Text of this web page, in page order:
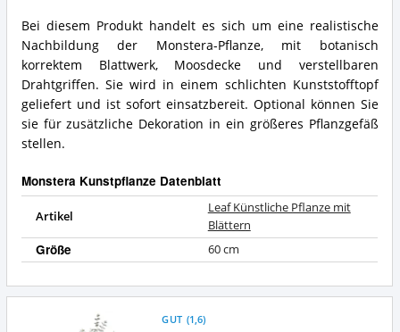
Leaf
Künstliche
Pflanze
mit
Blättern
Zusammenfassung:
Was
bietet
Monstera
Kunstpflanze?
Bei diesem Produkt handelt es sich um eine realistische
Nachbildung der Monstera-Pflanze, mit botanisch
korrektem Blattwerk, Moosdecke und verstellbaren
Drahtgriffen. Sie wird in einem schlichten Kunststofftopf
geliefert und ist sofort einsatzbereit. Optional können Sie
sie für zusätzliche Dekoration in ein größeres Pflanzgefäß
stellen.
Monstera Kunstpflanze Datenblatt
Artikel
Leaf Künstliche Pflanze mit
Blättern
Größe 60 cm
Blättern
Vorteile:
Was
spricht
für
diese
Monstera
Kunstpflanze?
GUT (1,6)